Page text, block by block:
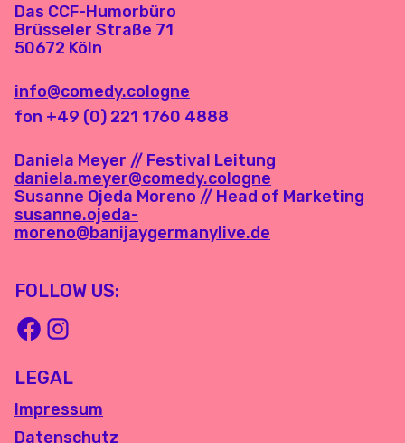
Das CCF-Humorbüro
Brüsseler Straße 71
50672 Köln
info@comedy.cologne
fon +49 (0) 221 1760 4888
Daniela Meyer // Festival Leitung
daniela.meyer@comedy.cologne
Susanne Ojeda Moreno // Head of Marketing
susanne.ojeda-
moreno@banijaygermanylive.de
FOLLOW US:
LEGAL
Impressum
Datenschutz